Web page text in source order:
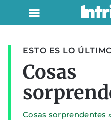
ESTO ES LO
Cosas
Cosas sorprendentes